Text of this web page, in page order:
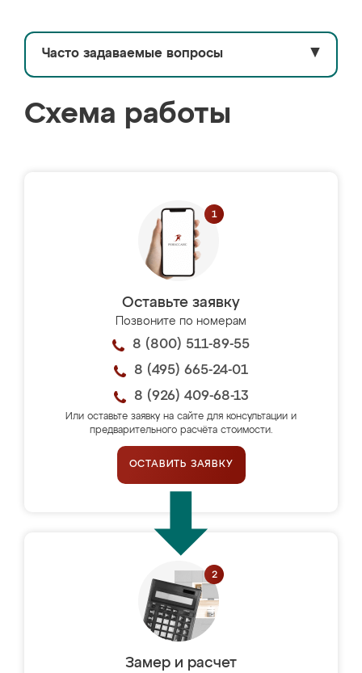
Часто задаваемые вопросы ▼
Схема работы
Оставьте заявку
Позвоните по номерам
8 (800) 511-89-55
8 (495) 665-24-01
8 (926) 409-68-13
Или оставьте заявку на сайте для консультации и
предварительного расчёта стоимости.
ОСТАВИТЬ ЗАЯВКУ
Замер и расчет